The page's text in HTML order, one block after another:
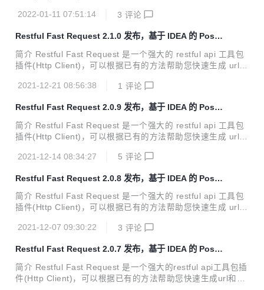
具，它有一个漂亮的界面来完成请求、检查服务器响应、存储
码更加快速、方便、简捷。 支持 Spring 体系 (Spring MVC /
Spring Boot) 支持JAX-RS 对标及优势 对比与 HTTP Clien
t，Restful Fast Request不仅拥...
2022-01-11 07:51:14 3 评论
Restful Fast Request 2.1.0 发布，基于 IDEA 的 Postm
an 插件
简介 Restful Fast Request 是一个强大的 restful api 工具包
插件(Http Client)，可以根据已有的方法帮助您快速生成 url和
具，它有一个漂亮的界面来完成请求、检查服务器响应、存储
码更加快速、方便、简捷。 支持 Spring 体系 (Spring MVC /
Spring Boot) 支持JAX-RS 对标及优势 对比与 HTTP Clien
t，Restful Fast Request不仅拥...
2021-12-21 08:56:38 1 评论
Restful Fast Request 2.0.9 发布，基于 IDEA 的 Postm
an 插件
简介 Restful Fast Request 是一个强大的 restful api 工具包
插件(Http Client)，可以根据已有的方法帮助您快速生成 url和
具，它有一个漂亮的界面来完成请求、检查服务器响应、存储
码更加快速、方便、简捷。 支持 Spring 体系 (Spring MVC /
Spring Boot) 支持JAX-RS 对标及优势 对比与 HTTP Clien
t，Restful Fast Request不仅拥...
2021-12-14 08:34:27 5 评论
Restful Fast Request 2.0.8 发布，基于 IDEA 的 Postm
an 插件
简介 Restful Fast Request 是一个强大的 restful api 工具包
插件(Http Client)，可以根据已有的方法帮助您快速生成 url和
具，它有一个漂亮的界面来完成请求、检查服务器响应、存储
码更加快速、方便、简捷。 支持 Spring 体系 (Spring MVC /
Spring Boot) 支持JAX-RS 对标及优势 对比与 HTTP Clien
t，Restful Fast Request不仅拥...
2021-12-07 09:30:22 3 评论
Restful Fast Request 2.0.7 发布，基于 IDEA 的 Postm
an 插件
简介 Restful Fast Request 是一个强大的restful api工具包插
件(Http Client)，可以根据已有的方法帮助您快速生成url和pa